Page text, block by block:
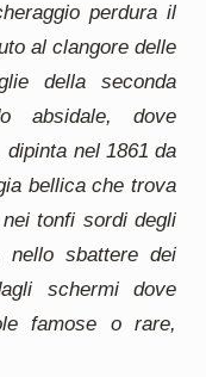
perdura il
al clangore delle
della seconda
absidale, dove
nel 1861 da
bellica che trova
tonfi sordi degli
nello sbattere dei
schermi dove
famose o rare,